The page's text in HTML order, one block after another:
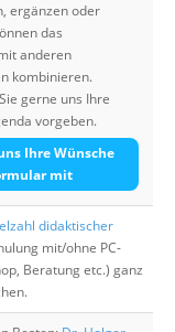
ergänzen oder
das
anderen
kombinieren.
gerne uns Ihre
vorgeben.
Ihre Wünsche
mit
didaktischer
mit/ohne PC-
Beratung etc.) ganz